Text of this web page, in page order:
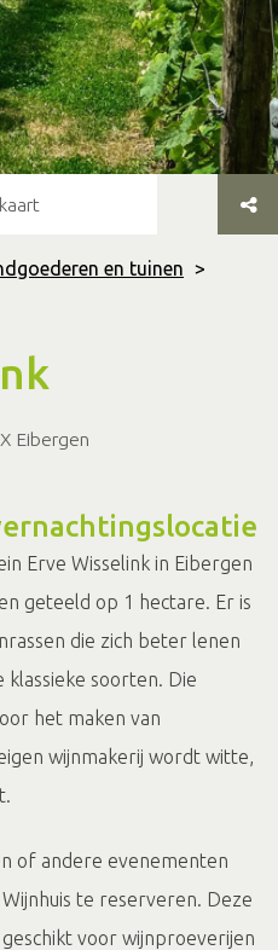
en tuinen >
Eibergen
Erve Wisselink in Eibergen
geteeld op 1 hectare. Er is
die zich beter lenen
soorten. Die
het maken van
wijnmakerij wordt witte,
of andere evenementen
te reserveren. Deze
voor wijnproeverijen